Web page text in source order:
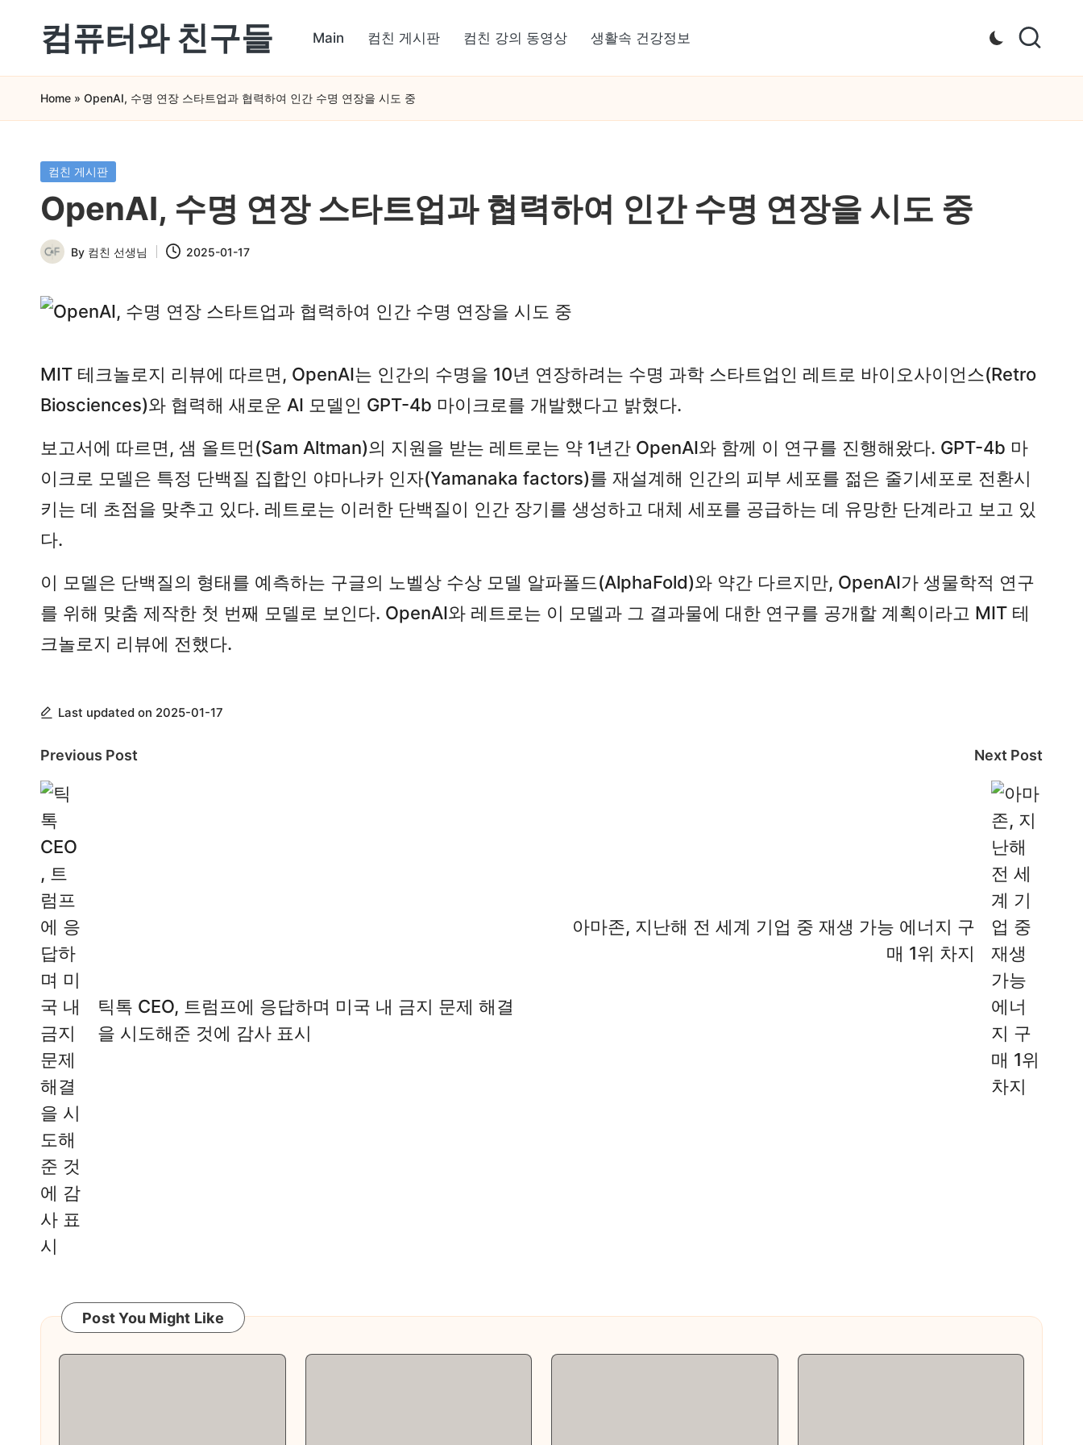
to
content
컴퓨터와 친구들
컴
퓨
와
스
마
트
을
게
배
우
는
곳
Main 컴친 게시판 컴친 강의 동영상 생활속 건강정보
Home » OpenAI, 수명 연장 스타트업과 협력하여 인간 수명 연장을 시도 중
Posted
컴친 게시판
OpenAI, 수명 연장 스타트업과 협력하여 인간 수명 연장을 시도 중
Posted
By 컴친 선생님 2025-01-17
MIT 테크놀로지 리뷰에 따르면, OpenAI는 인간의 수명을 10년 연장하려는 수명 과학 스타트업인 레트로 바이오사이언스(Retro
Biosciences)와 협력해 새로운 AI 모델인 GPT-4b 마이크로를 개발했다고 밝혔다.
보고서에 따르면, 샘 올트먼(Sam Altman)의 지원을 받는 레트로는 약 1년간 OpenAI와 함께 이 연구를 진행해왔다. GPT-4b 마
이크로 모델은 특정 단백질 집합인 야마나카 인자(Yamanaka factors)를 재설계해 인간의 피부 세포를 젊은 줄기세포로 전환시
키는 데 초점을 맞추고 있다. 레트로는 이러한 단백질이 인간 장기를 생성하고 대체 세포를 공급하는 데 유망한 단계라고 보고 있
다.
이 모델은 단백질의 형태를 예측하는 구글의 노벨상 수상 모델 알파폴드(AlphaFold)와 약간 다르지만, OpenAI가 생물학적 연구
를 위해 맞춤 제작한 첫 번째 모델로 보인다. OpenAI와 레트로는 이 모델과 그 결과물에 대한 연구를 공개할 계획이라고 MIT 테
크놀로지 리뷰에 전했다.
Last updated on 2025-01-17
Post
navigation
Previous Post
틱톡 CEO, 트럼프에 응답하며 미국 내 금지 문제 해결
을 시도해준 것에 감사 표시
Next Post
아마존, 지난해 전 세계 기업 중 재생 가능 에너지 구
매 1위 차지
Post You Might Like